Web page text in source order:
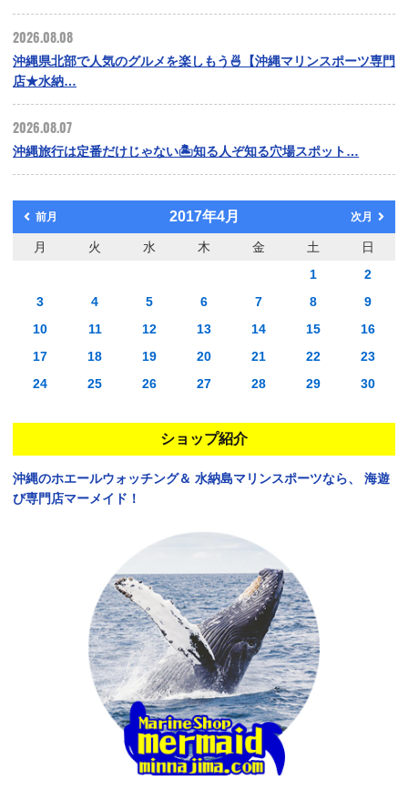
2026.08.08
沖縄県北部で人気のグルメを楽しもう🍜【沖縄マリンスポーツ専門
店★水納…
2026.08.07
沖縄旅行は定番だけじゃない🏝️知る人ぞ知る穴場スポット…
前月 2017年4月 次月
月 火 水 木 金 土
日
1
2
3
4 5 6 7 8
9
10
11 12 13 14 15
16
17
18 19 20 21 22
23
24
25 26 27 28 29 30
ショップ紹介
沖縄のホエールウォッチング＆ 水納島マリンスポーツなら、
海遊
び専門店マーメイド！